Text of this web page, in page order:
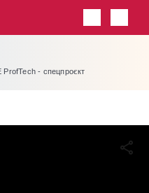
ProfTech - спецпроєкт